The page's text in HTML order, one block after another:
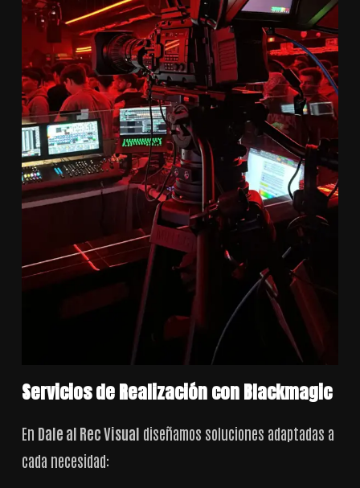
Servicios de Realización con Blackmagic
En Dale al Rec Visual diseñamos soluciones adaptadas a
cada necesidad: